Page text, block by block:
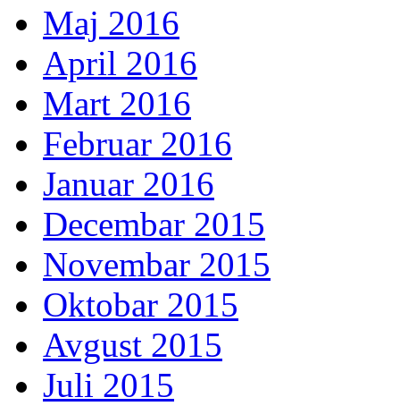
Maj 2016
April 2016
Mart 2016
Februar 2016
Januar 2016
Decembar 2015
Novembar 2015
Oktobar 2015
Avgust 2015
Juli 2015